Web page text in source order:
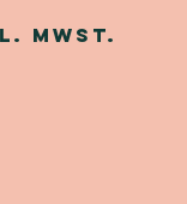
MwSt.